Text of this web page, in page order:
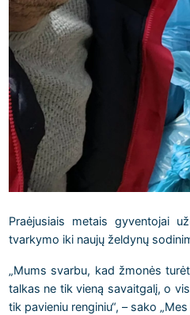
Praėjusiais metais gyventojai
tvarkymo iki naujų želdynų
„Mums svarbu, kad žmonės
talkas ne tik vieną savaitgalį, o
tik pavieniu renginiu“, – sako